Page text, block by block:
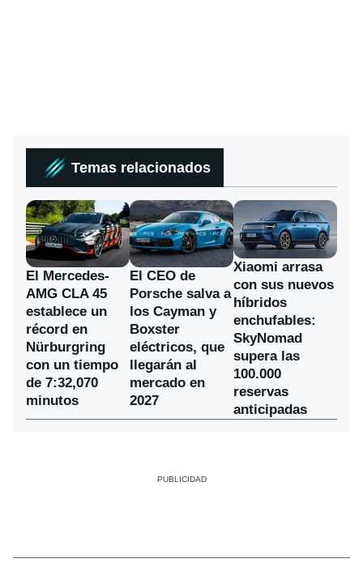
Temas relacionados
El Mercedes-
AMG CLA 45
establece un
récord en
Nürburgring
con un tiempo
de 7:32,070
minutos
El CEO de
Porsche salva a
los Cayman y
Boxster
eléctricos, que
llegarán al
mercado en
2027
Xiaomi arrasa
con sus nuevos
híbridos
enchufables:
SkyNomad
supera las
100.000
reservas
anticipadas